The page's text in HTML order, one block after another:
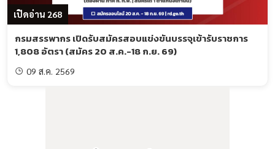
เปิดอ่าน 268
กรมสรรพากร เปิดรับสมัครสอบแข่งขันบรรจุเข้ารับราชการ
1,808 อัตรา (สมัคร 20 ส.ค.-18 ก.ย. 69)
09 ส.ค. 2569